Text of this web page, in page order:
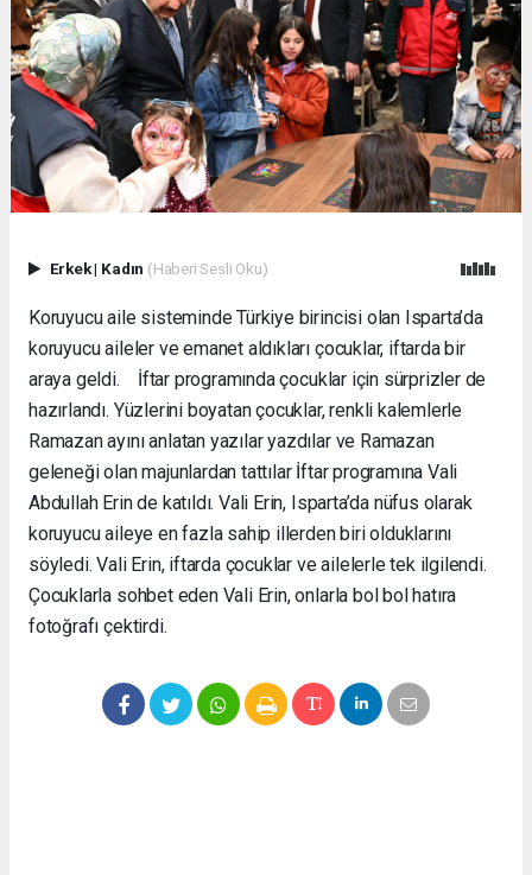
Erkek| Kadın (Haberi Sesli Oku)
Koruyucu aile sisteminde Türkiye birincisi olan Isparta’da
koruyucu aileler ve emanet aldıkları çocuklar, iftarda bir
araya geldi. İftar programında çocuklar için sürprizler de
hazırlandı. Yüzlerini boyatan çocuklar, renkli kalemlerle
Ramazan ayını anlatan yazılar yazdılar ve Ramazan
geleneği olan majunlardan tattılar İftar programına Vali
Abdullah Erin de katıldı. Vali Erin, Isparta’da nüfus olarak
koruyucu aileye en fazla sahip illerden biri olduklarını
söyledi. Vali Erin, iftarda çocuklar ve ailelerle tek ilgilendi.
Çocuklarla sohbet eden Vali Erin, onlarla bol bol hatıra
fotoğrafı çektirdi.